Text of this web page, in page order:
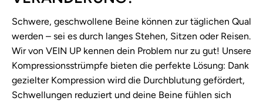
Schwere, geschwollene Beine können zur täglichen Qual
werden – sei es durch langes Stehen, Sitzen oder Reisen.
Wir von VEIN UP kennen dein Problem nur zu gut! Unsere
Kompressionsstrümpfe bieten die perfekte Lösung: Dank
gezielter Kompression wird die Durchblutung gefördert,
Schwellungen reduziert und deine Beine fühlen sich